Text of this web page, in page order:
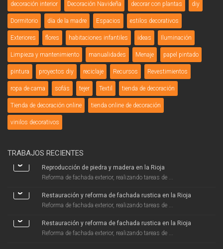
decoración interior Decoración Navideña decorar con plantas diy
Dormitorio día de la madre Espacios estilos decorativos
Exteriores flores habitaciones infantiles ideas Iluminación
Limpieza y mantenimiento manualidades Menaje papel pintado
pintura proyectos diy reciclaje Recursos Revestimientos
ropa de cama sofás tejer Textil tienda de decoración
Tienda de decoración online tienda online de decoración
vinilos decorativos
TRABAJOS RECIENTES
Reproducción de piedra y madera en la Rioja
Reforma de fachada exterior, realizando tareas de ...
Restauración y reforma de fachada rustica en la Rioja
Reforma de fachada exterior, realizando tareas de ...
Restauración y reforma de fachada rustica en la Rioja
Reforma de fachada exterior, realizando tareas de ...